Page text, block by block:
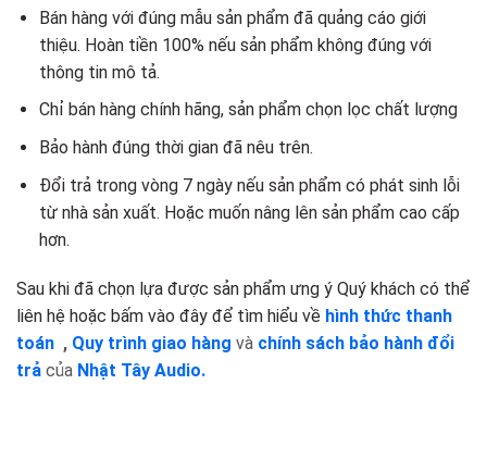
Bán hàng với đúng mẫu sản phẩm đã quảng cáo giới
thiệu. Hoàn tiền 100% nếu sản phẩm không đúng với
thông tin mô tả.
Chỉ bán hàng chính hãng, sản phẩm chọn lọc chất lượng
Bảo hành đúng thời gian đã nêu trên.
Đổi trả trong vòng 7 ngày nếu sản phẩm có phát sinh lỗi
từ nhà sản xuất. Hoặc muốn nâng lên sản phẩm cao cấp
hơn.
Sau khi đã chọn lựa được sản phẩm ưng ý Quý khách có thể
liên hệ hoặc bấm vào đây để tìm hiểu về hình thức thanh
toán , Quy trình giao hàng và chính sách bảo hành đổi
trả của Nhật Tây Audio.